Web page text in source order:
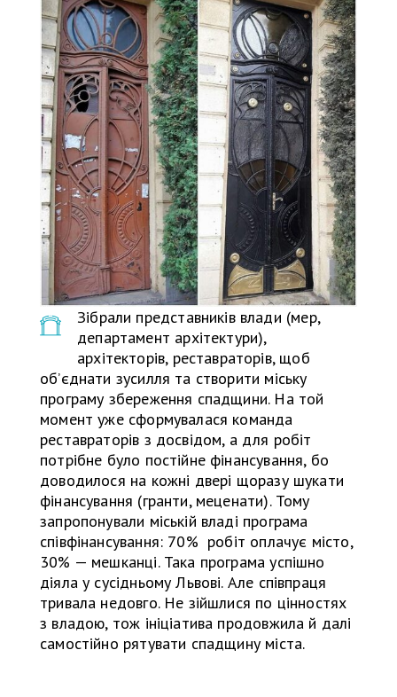
Зібрали представників влади (мер,
департамент архітектури),
архітекторів, реставраторів, щоб
об’єднати зусилля та створити міську
програму збереження спадщини. На той
момент уже сформувалася команда
реставраторів з досвідом, а для робіт
потрібне було постійне фінансування, бо
доводилося на кожні двері щоразу шукати
фінансування (гранти, меценати). Тому
запропонували міській владі програма
співфінансування: 70% робіт оплачує місто,
30% — мешканці. Така програма успішно
діяла у сусідньому Львові. Але співпраця
тривала недовго. Не зійшлися по цінностях
з владою, тож ініціатива продовжила й далі
самостійно рятувати спадщину міста.